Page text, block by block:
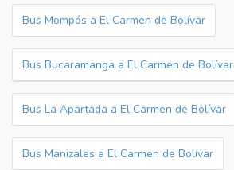
Bus Mompós a El Carmen de Bolívar
Bus Bucaramanga a El Carmen de Bolívar
Bus La Apartada a El Carmen de Bolívar
Bus Manizales a El Carmen de Bolívar